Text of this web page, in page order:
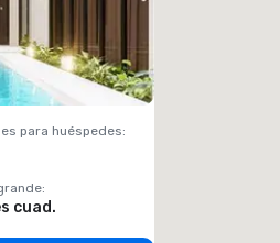
para huéspedes:
:
cuad.